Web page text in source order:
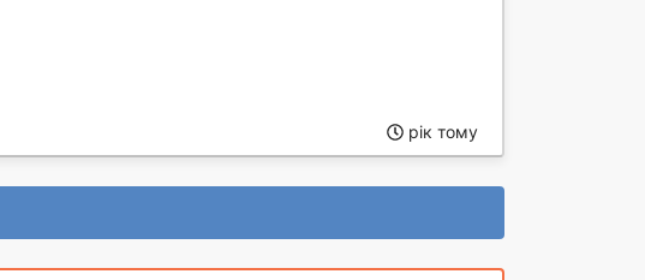
рік тому